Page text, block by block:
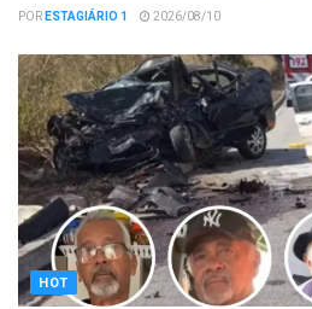
PORESTAGIÁRIO 1 2026/08/10
HOT